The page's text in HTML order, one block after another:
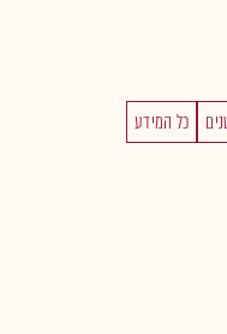
כל המידע